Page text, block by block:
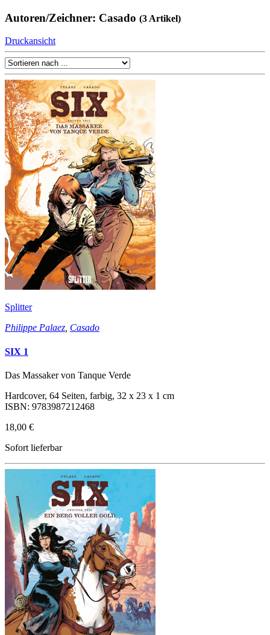
Autoren/Zeichner: Casado (3 Artikel)
Druckansicht
Splitter
Philippe Palaez, Casado
SIX 1
Das Massaker von Tanque Verde
Hardcover, 64 Seiten, farbig, 32 x 23 x 1 cm
ISBN: 9783987212468
18,00 €
Sofort lieferbar